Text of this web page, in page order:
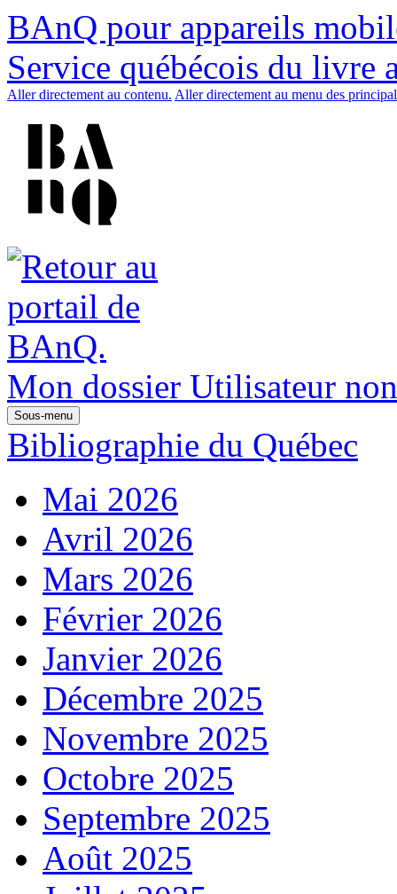
BAnQ pour appareils
Service québécois du livre
Aller directement au contenu. Aller directement au menu des
Mon dossier Utilisateur
Sous-menu
Bibliographie du Québec
Mai 2026
Avril 2026
Mars 2026
Février 2026
Janvier 2026
Décembre 2025
Novembre 2025
Octobre 2025
Septembre 2025
Août 2025